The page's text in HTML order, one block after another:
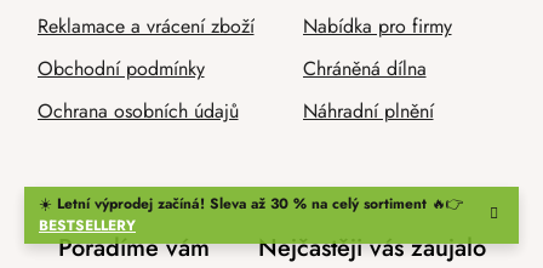
☀️ Letní výprodej začíná! Sleva až 30 % na celý sortiment 🔥👉
BESTSELLERY
Reklamace a vrácení zboží
Obchodní podmínky
Ochrana osobních údajů
Nabídka pro firmy
Chráněná dílna
Náhradní plnění
Poradíme vám Nejčastěji vás zaujalo